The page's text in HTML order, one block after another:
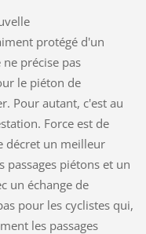
protégé d'un
précise pas
le piéton de
Pour autant, c'est au
Force est de
décret un meilleur
passages piétons et un
un échange de
pour les cyclistes qui,
les passages